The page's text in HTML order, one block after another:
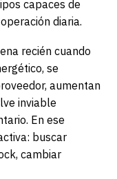
capaces de
diaria.
recién cuando
se
aumentan
inviable
En ese
buscar
cambiar